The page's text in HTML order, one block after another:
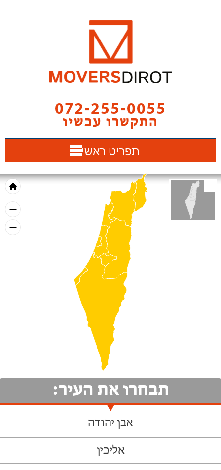
072-255-0055
התקשרו עכשיו
תפריט ראשי
תבחרו את העיר:
אבן יהודה
אליכין